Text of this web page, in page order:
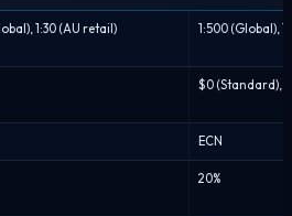
1:30 (AU retail) 1:500 (Global),
$0 (Standard),
ECN
20%